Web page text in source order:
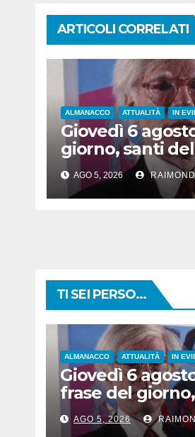
ARTICOLI CORRELATI
ALMANACCO ATTUALITÀ IN
Giovedì 6
giorno, santi
famosi, accadde
AGO 5, 2026
TI SEI PERSO...
ALMANACCO ATTUALITÀ IN
Giovedì 6
frase del giorno,
santi del
famosi, accadde
AGO 5, 2026